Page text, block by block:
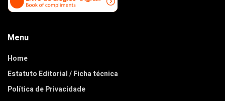
Menu
Home
Estatuto Editorial / Ficha técnica
Política de Privacidade